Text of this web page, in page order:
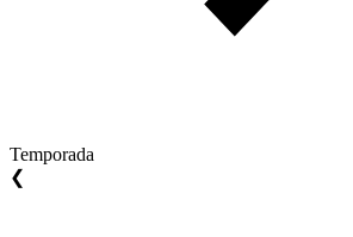
Temporada
❮